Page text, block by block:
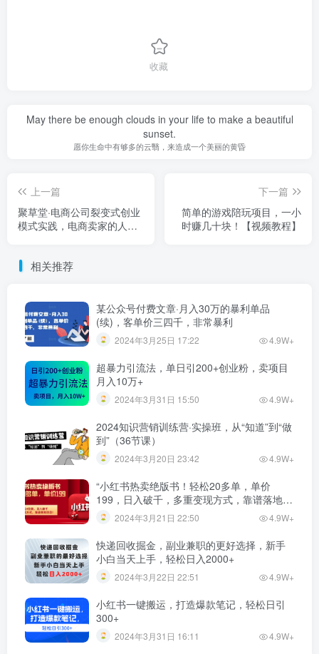
收藏
May there be enough clouds in your life to make a beautiful
sunset.
愿你生命中有够多的云翳，来造成一个美丽的黄昏
上一篇
聚草堂·电商公司裂变式创业
模式实践，电商卖家的人力
下一篇
简单的游戏陪玩项目，一小
时赚几十块！【视频教程】
相关推荐
某公众号付费文章·月入30万的暴利单品
(续)，客单价三四千，非常暴利
2024年3月25日 17:22 4.9W+
超暴力引流法，单日引200+创业粉，卖项目
月入10万+
2024年3月31日 15:50 4.9W+
2024知识营销训练营·实操班，从“知道”到“做
到”（36节课）
2024年3月20日 23:42 4.9W+
“小红书热卖绝版书！轻松20多单，单价
199，日入破千，多重变现方式，靠谱落地项
目！”2024年3月21日 22:50 4.9W+
快递回收掘金，副业兼职的更好选择，新手
小白当天上手，轻松日入2000+
2024年3月22日 22:51 4.9W+
小红书一键搬运，打造爆款笔记，轻松日引
300+
2024年3月31日 16:11 4.9W+